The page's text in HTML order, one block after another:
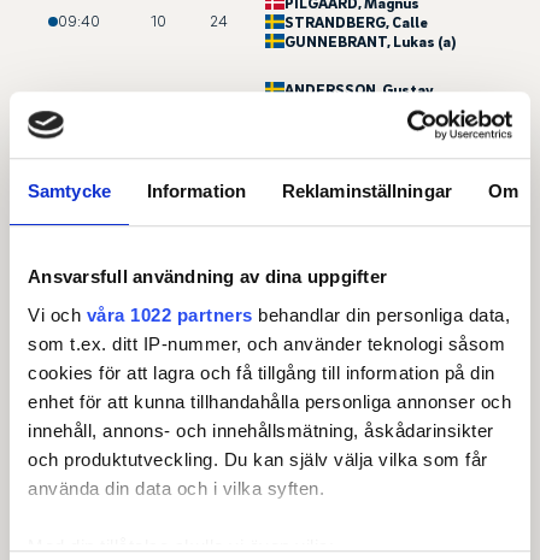
Samtycke Information Reklaminställningar Om
Ansvarsfull användning av dina uppgifter
Vi och våra 1022 partners behandlar din personliga data,
som t.ex. ditt IP-nummer, och använder teknologi såsom
cookies för att lagra och få tillgång till information på din
enhet för att kunna tillhandahålla personliga annonser och
innehåll, annons- och innehållsmätning, åskådarinsikter
och produktutveckling. Du kan själv välja vilka som får
använda din data och i vilka syften.
Med din tillåtelse skulle vi även vilja:
09:40 10 24
STRANDBERG, Calle
GUNNEBRANT, Lukas (a)
ANDERSSON, Gustav
, Carl (a)
10:00 10 26
EKHOLM, Gabriel (a)
13:00 1 27
SAMNEGÅRD, Adam
Wilhelm (a)
13:10 1 28
ENGSTRÖM
LÖVGREN, Alvin (a)
LILJEDAL, Jakob
13:20 1 29
FELDBORG NIELSEN
Christopher
DAHLBERG
HALLINGER
WOCHNER, Marcus B.